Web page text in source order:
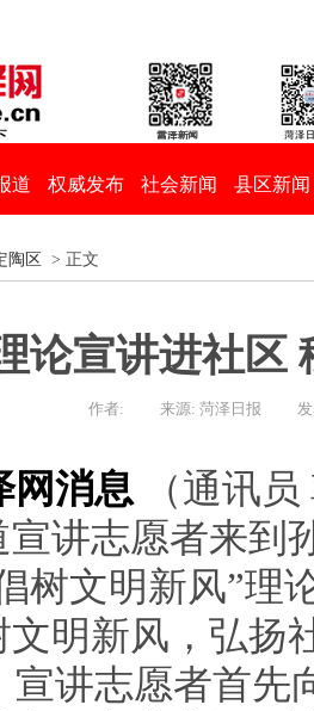
道 权威发布 社会新闻 县区新闻
陶区 > 正文
论宣讲进社区
作者: 来源: 菏泽日报
网消息 （通讯
宣讲志愿者来到
树文明新风”理
明新风，弘扬
宣讲志愿者首先